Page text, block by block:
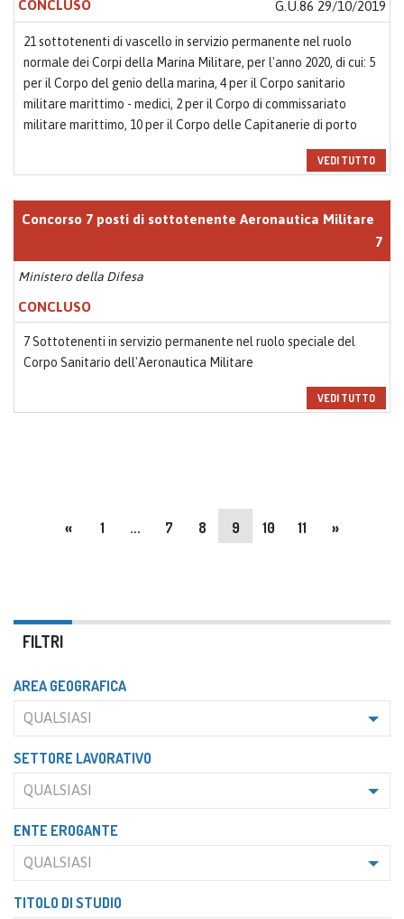
CONCLUSO G.U.86 29/10/2019
21 sottotenenti di vascello in servizio permanente nel ruolo
normale dei Corpi della Marina Militare, per l'anno 2020, di cui: 5
per il Corpo del genio della marina, 4 per il Corpo sanitario
militare marittimo - medici, 2 per il Corpo di commissariato
militare marittimo, 10 per il Corpo delle Capitanerie di porto
VEDI TUTTO
Concorso 7 posti di sottotenente Aeronautica Militare
7
Ministero della Difesa
CONCLUSO
7 Sottotenenti in servizio permanente nel ruolo speciale del
Corpo Sanitario dell'Aeronautica Militare
VEDI TUTTO
« 1 ... 7 8 9 10 11 »
FILTRI
AREA GEOGRAFICA
QUALSIASI
SETTORE LAVORATIVO
QUALSIASI
ENTE EROGANTE
QUALSIASI
TITOLO DI STUDIO